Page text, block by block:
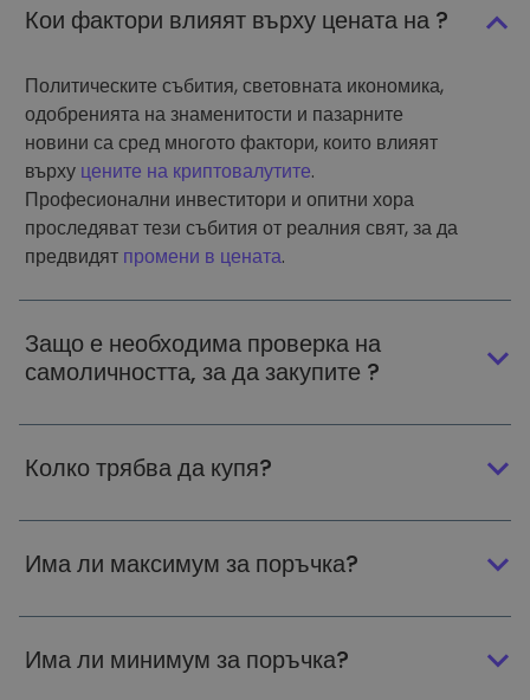
Кои фактори влияят върху цената на ?
Политическите събития, световната икономика,
одобренията на знаменитости и пазарните
новини са сред многото фактори, които влияят
върху цените на криптовалутите.
Професионални инвеститори и опитни хора
проследяват тези събития от реалния свят, за да
предвидят промени в цената.
Защо е необходима проверка на
самоличността, за да закупите ?
Колко трябва да купя?
Има ли максимум за поръчка?
Има ли минимум за поръчка?